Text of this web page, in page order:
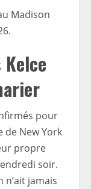
pour
de New York
propre
soir.
jamais